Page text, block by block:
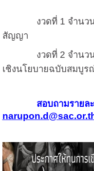
งวดที่ 1 จำนวน
สัญญา
งวดที่ 2 จำนวน
เชิงนโยบายฉบับสมบูร
สอบถามรายล